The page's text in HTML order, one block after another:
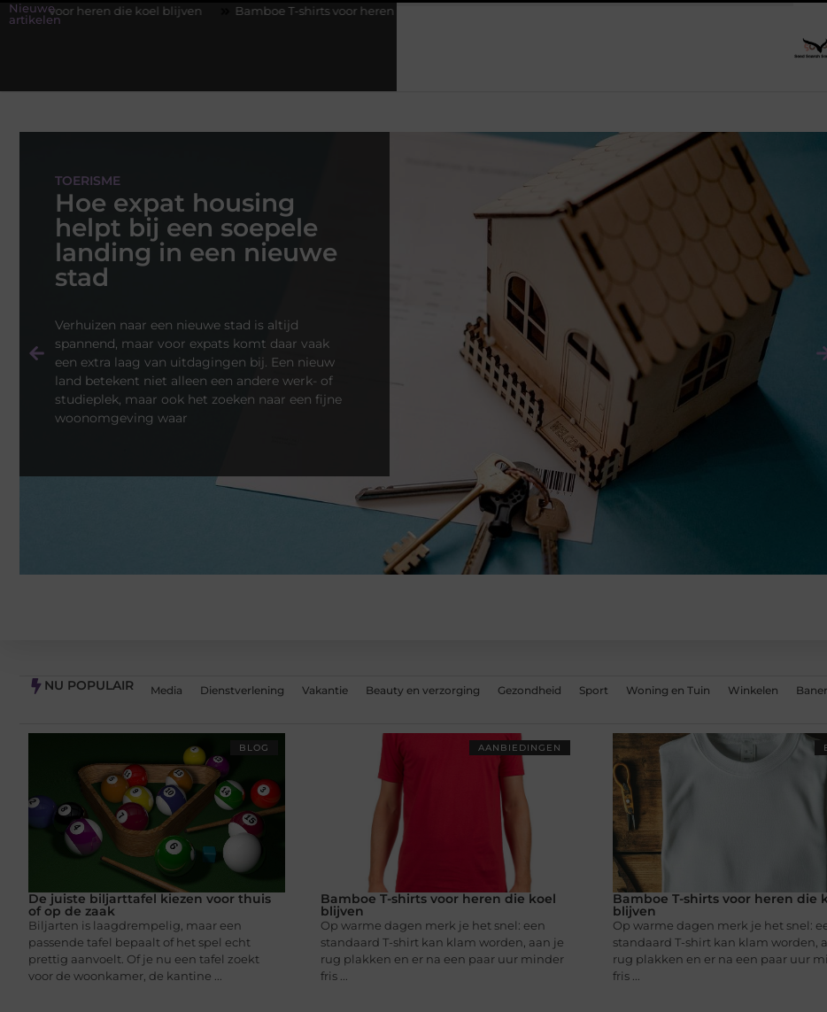
Nieuwe
artikelen
koel blijven Bamboe T-shirts voor heren die koel blijven De kracht van visuele contentmarketing
TOERISME
Hoe expat housing
helpt bij een soepele
landing in een nieuwe
stad
Verhuizen naar een nieuwe stad is altijd
spannend, maar voor expats komt daar vaak
een extra laag van uitdagingen bij. Een nieuw
land betekent niet alleen een andere werk- of
studieplek, maar ook het zoeken naar een fijne
woonomgeving waar
NU POPULAIR Media Dienstverlening Vakantie Beauty en verzorging Gezondheid Sport Woning en Tuin Winkelen
BLOG
De juiste biljarttafel kiezen voor thuis
of op de zaak
Biljarten is laagdrempelig, maar een
passende tafel bepaalt of het spel echt
prettig aanvoelt. Of je nu een tafel zoekt
voor de woonkamer, de kantine ...
AANBIEDINGEN
Bamboe T-shirts voor heren die koel
blijven
Op warme dagen merk je het snel: een
standaard T-shirt kan klam worden, aan je
rug plakken en er na een paar uur minder
fris ...
Bamboe T-shirts voor heren die
blijven
Op warme dagen merk je het snel:
standaard T-shirt kan klam worden,
rug plakken en er na een paar uur
fris ...